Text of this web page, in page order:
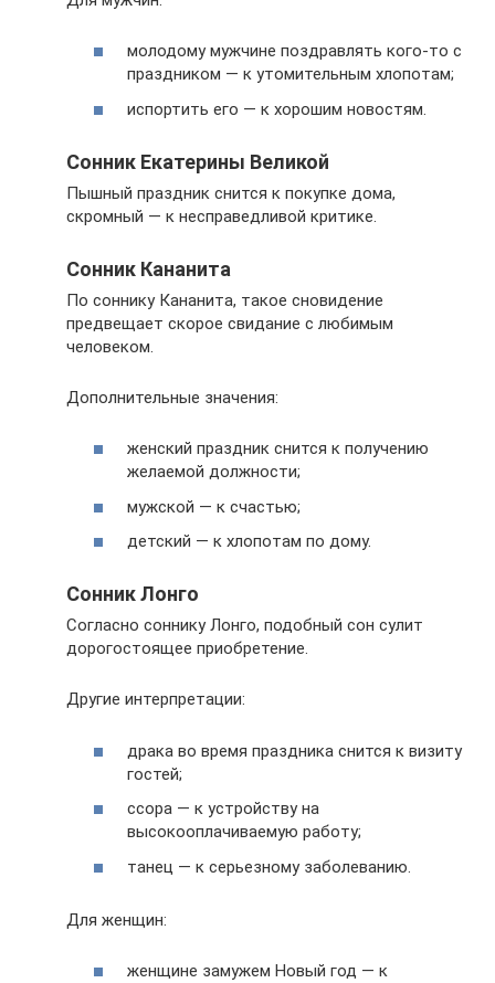
молодому мужчине поздравлять кого-то с
праздником — к утомительным хлопотам;
испортить его — к хорошим новостям.
Сонник Екатерины Великой
Пышный праздник снится к покупке дома,
скромный — к несправедливой критике.
Сонник Кананита
По соннику Кананита, такое сновидение
предвещает скорое свидание с любимым
человеком.
Дополнительные значения:
женский праздник снится к получению
желаемой должности;
мужской — к счастью;
детский — к хлопотам по дому.
Сонник Лонго
Согласно соннику Лонго, подобный сон сулит
дорогостоящее приобретение.
Другие интерпретации:
драка во время праздника снится к визиту
гостей;
ссора — к устройству на
высокооплачиваемую работу;
танец — к серьезному заболеванию.
Для женщин:
женщине замужем Новый год — к